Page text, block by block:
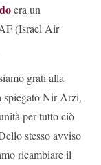
era un
(Israel Air
grati alla
spiegato Nir Arzi,
per tutto ciò
stesso avviso
ricambiare il